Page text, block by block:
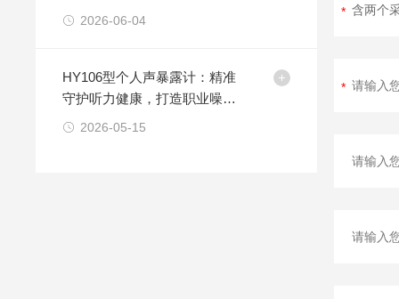
2026-06-04
HY106型个人声暴露计：精准
守护听力健康，打造职业噪声
监测解决方案
2026-05-15